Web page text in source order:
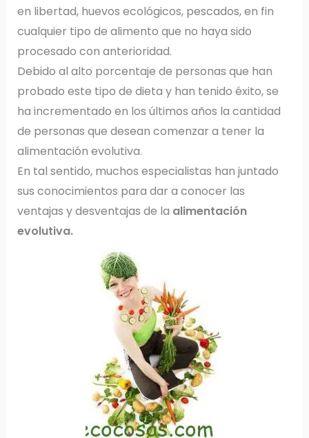
en libertad, huevos ecológicos, pescados, en fin
cualquier tipo de alimento que no haya sido
procesado con anterioridad.
Debido al alto porcentaje de personas que han
probado este tipo de dieta y han tenido éxito, se
ha incrementado en los últimos años la cantidad
de personas que desean comenzar a tener la
alimentación evolutiva.
En tal sentido, muchos especialistas han juntado
sus conocimientos para dar a conocer las
ventajas y desventajas de la alimentación
evolutiva.